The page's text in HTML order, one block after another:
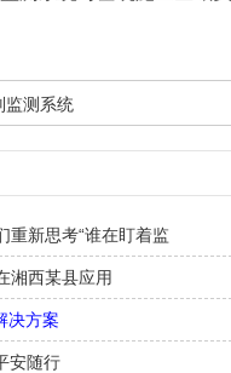
监测系统
重新思考“谁在盯着监
湘西某县应用
决方案
安随行